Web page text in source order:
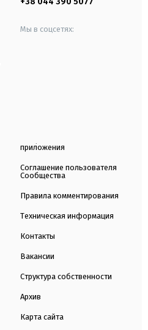
Мы в соцсетях:
приложения
Соглашение пользователя
Сообщества
Правила комментирования
Техническая информация
Контакты
Вакансии
Структура собственности
Архив
Карта сайта